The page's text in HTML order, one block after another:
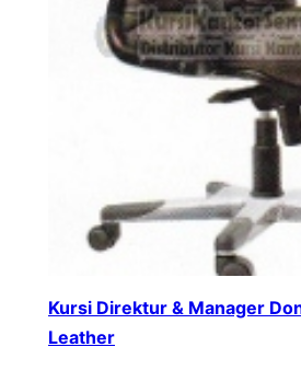
Kursi Direktur & Manager
Leather